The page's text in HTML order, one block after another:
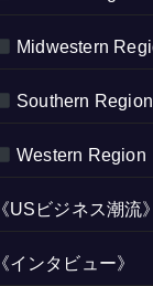
Midwestern
Southern Region
Western Region
《USビジネス潮流》
《インタビュー》